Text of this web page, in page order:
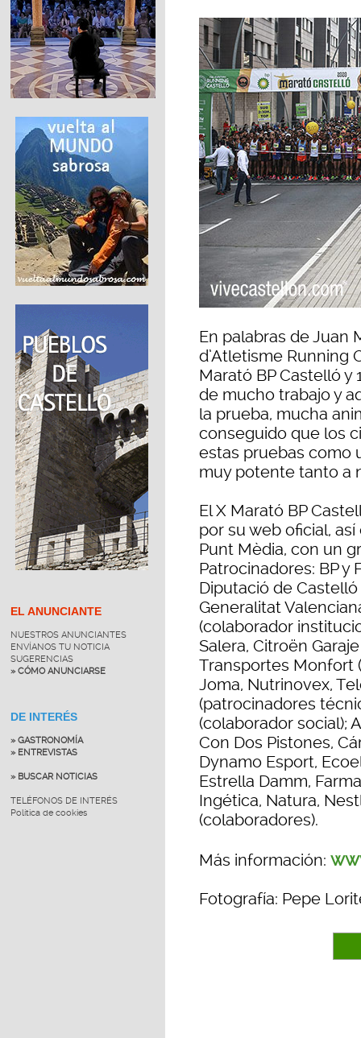
EL ANUNCIANTE
NUESTROS ANUNCIANTES
ENVÍANOS TU NOTICIA
SUGERENCIAS
» CÓMO ANUNCIARSE
DE INTERÉS
» GASTRONOMÍA
» ENTREVISTAS
» BUSCAR NOTICIAS
TELÉFONOS DE INTERÉS
Política de cookies
En palabras de Juan
d’Atletisme Running
Marató BP Castelló y
de mucho trabajo y
la prueba, mucha
conseguido que los
estas pruebas como
muy potente tanto a
El X Marató BP
por su web oficial,
Punt Mèdia, con un
Patrocinadores: BP y
Diputació de
Generalitat
(colaborador
Salera, Citroën
Transportes Monfort
Joma, Nutrinovex,
(patrocinadores
(colaborador social);
Con Dos Pistones,
Dynamo Esport,
Estrella Damm,
Ingética, Natura,
(colaboradores).
Más información:
Fotografía: Pepe